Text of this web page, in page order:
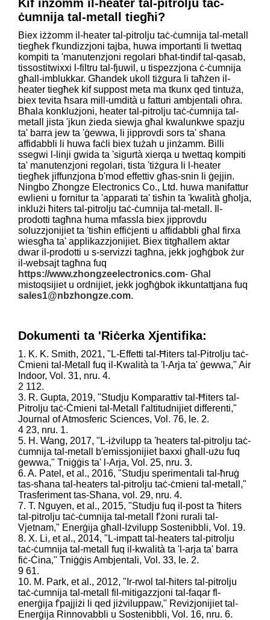
Kif inżomm il-heater tal-pitrolju taċ-
ċumnija tal-metall tiegħi?
Biex iżżomm il-heater tal-pitrolju taċ-ċumnija tal-metall
tiegħek f'kundizzjoni tajba, huwa importanti li twettaq
kompiti ta 'manutenzjoni regolari bħat-tindif tal-qasab,
tissostitwixxi l-filtru tal-fjuwil, u tispezzjona ċ-ċumnija
għall-imblukkar. Għandek ukoll tiżgura li taħżen il-
heater tiegħek kif suppost meta ma tkunx qed tintuża,
biex tevita ħsara mill-umdità u fatturi ambjentali oħra.
Bħala konklużjoni, heater tal-pitrolju taċ-ċumnija tal-
metall jista 'jkun żieda siewja għal kwalunkwe spazju
ta' barra jew ta 'ġewwa, li jipprovdi sors ta' sħana
affidabbli li huwa faċli biex tużah u jinżamm. Billi
ssegwi l-linji gwida ta 'sigurtà xierqa u twettaq kompiti
ta' manutenzjoni regolari, tista 'tiżgura li l-heater
tiegħek jiffunzjona b'mod effettiv għas-snin li ġejjin.
Ningbo Zhongze Electronics Co., Ltd. huwa manifattur
ewlieni u fornitur ta 'apparati ta' tisħin ta 'kwalità għolja,
inklużi ħiters tal-pitrolju taċ-ċumnija tal-metall. Il-
prodotti tagħna huma mfassla biex jipprovdu
soluzzjonijiet ta 'tisħin effiċjenti u affidabbli għal firxa
wiesgħa ta' applikazzjonijiet. Biex titgħallem aktar
dwar il-prodotti u s-servizzi tagħna, jekk jogħġbok żur
il-websajt tagħna fuq
https://www.zhongzeelectronics.com- Għal
mistoqsijiet u ordnijiet, jekk jogħġbok ikkuntattjana fuq
sales1@nbzhongze.com.
Dokumenti ta 'Riċerka Xjentifika:
1. K. K. Smith, 2021, "L-Effetti tal-Ħiters tal-Pitrolju taċ-
Ċmieni tal-Metall fuq il-Kwalità ta 'l-Arja ta' ġewwa," Air
Indoor, Vol. 31, nru. 4.
2 112.
3. R. Gupta, 2019, "Studju Komparattiv tal-Ħiters tal-
Pitrolju taċ-Ċmieni tal-Metall f'altitudnijiet differenti,"
Journal of Atmosferic Sciences, Vol. 76, le. 2.
4 23, nru. 1.
5. H. Wang, 2017, "L-iżvilupp ta 'heaters tal-pitrolju taċ-
ċumnija tal-metall b'emissjonijiet baxxi għall-użu fuq
ġewwa," Tniġġis ta' l-Arja, Vol. 25, nru. 3.
6. A. Patel, et al., 2016, "Studju sperimentali tal-ħruġ
tas-sħana tal-heaters tal-pitrolju taċ-ċmieni tal-metall,"
Trasferiment tas-Sħana, vol. 29, nru. 4.
7. T. Nguyen, et al., 2015, "Studju fuq il-post ta 'ħiters
tal-pitrolju taċ-ċumnija tal-metall f'żoni rurali tal-
Vjetnam," Enerġija għall-Iżvilupp Sostenibbli, Vol. 19.
8. X. Li, et al., 2014, "L-impatt tal-heaters tal-pitrolju
taċ-ċumnija tal-metall fuq il-kwalità ta 'l-arja ta' barra
fiċ-Ċina," Tniġġis Ambjentali, Vol. 33, le. 2.
9 61.
10. M. Park, et al., 2012, "Ir-rwol tal-ħiters tal-pitrolju
taċ-ċumnija tal-metall fil-mitigazzjoni tal-faqar fl-
enerġija f'pajjiżi li qed jiżviluppaw," Reviżjonijiet tal-
Enerġija Rinnovabbli u Sostenibbli, Vol. 16, nru. 6.